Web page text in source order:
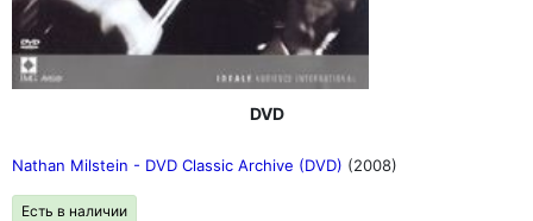
DVD
Nathan Milstein - DVD Classic Archive (DVD) (2008)
Есть в наличии